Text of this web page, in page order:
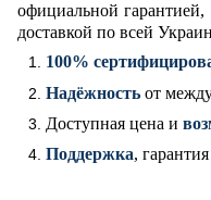
официальной
доставкой по всей
100%
Надёжность от
Доступная цена и
Поддержка,